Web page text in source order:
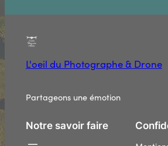
L'oeil du Photographe & Drone
Partageons une émotion
Notre savoir faire